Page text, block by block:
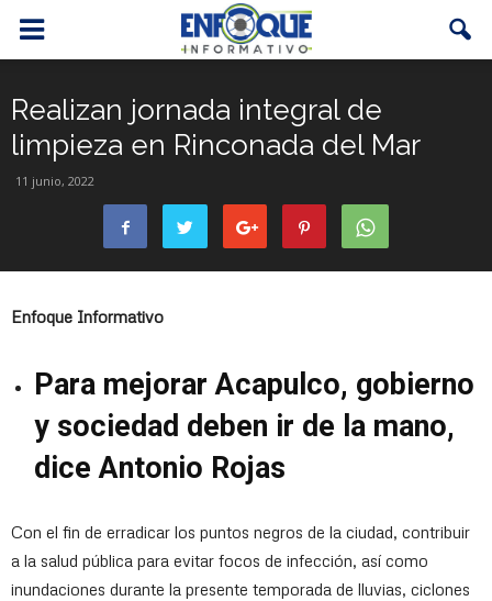
Realizan jornada integral de
limpieza en Rinconada del Mar
11 junio, 2022
Enfoque Informativo
Para mejorar Acapulco, gobierno
y sociedad deben ir de la mano,
dice Antonio Rojas
Con el fin de erradicar los puntos negros de la ciudad, contribuir
a la salud pública para evitar focos de infección, así como
inundaciones durante la presente temporada de lluvias, ciclones